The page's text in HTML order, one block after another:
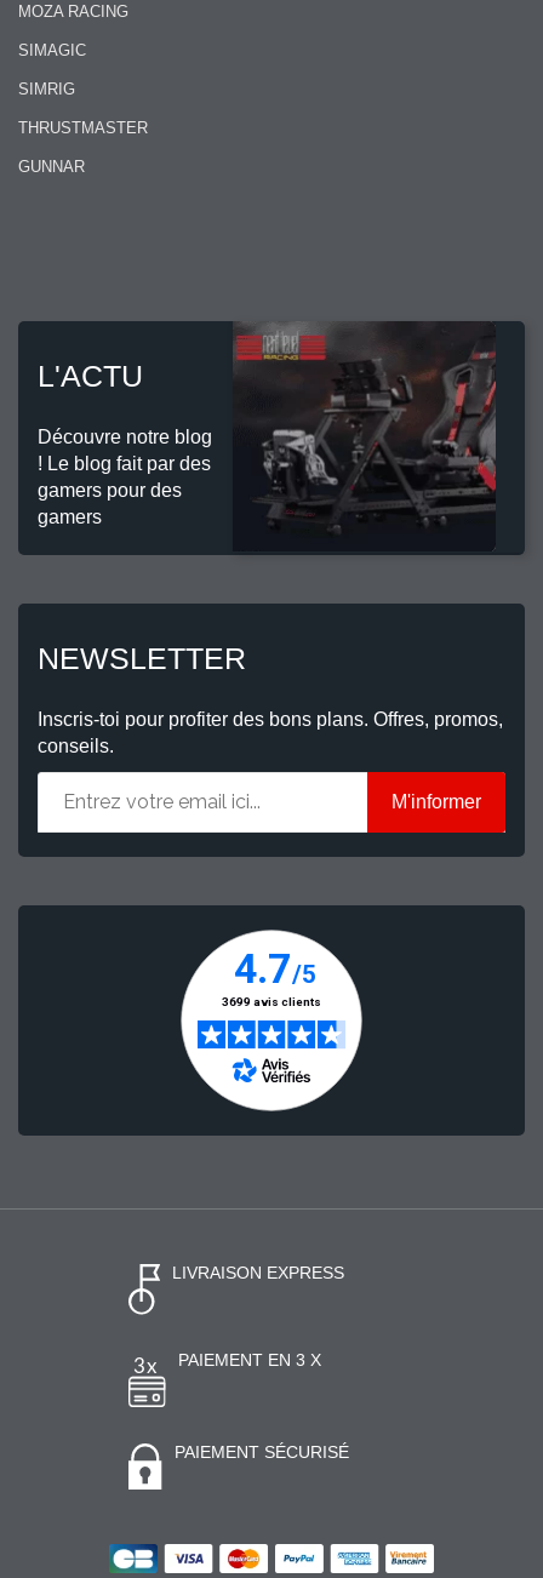
MOZA RACING
SIMAGIC
SIMRIG
THRUSTMASTER
GUNNAR
L'ACTU
Découvre notre blog
! Le blog fait par des
gamers pour des
gamers
NEWSLETTER
Inscris-toi pour profiter des bons plans. Offres, promos,
conseils.
M'informer
LIVRAISON EXPRESS
PAIEMENT EN 3 X
PAIEMENT SÉCURISÉ